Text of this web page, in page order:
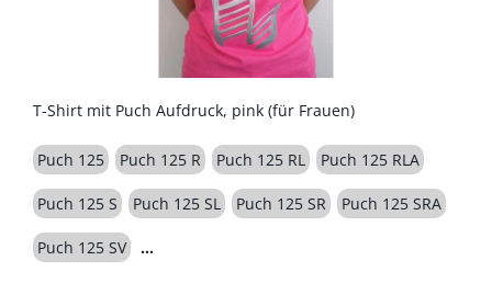
T-Shirt mit Puch Aufdruck, pink (für Frauen)
Puch 125 Puch 125 R Puch 125 RL Puch 125 RLA
Puch 125 S Puch 125 SL Puch 125 SR Puch 125 SRA
Puch 125 SV